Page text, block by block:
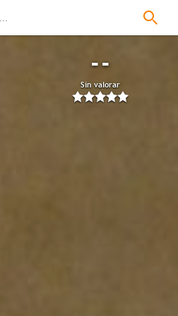
--
Sin valorar